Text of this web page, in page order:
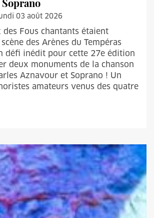
03 août 2026
Fous chantants étaient
des Arènes du Tempéras
défi inédit pour cette 27e édition
deux monuments de la chanson
Aznavour et Soprano ! Un
amateurs venus des quatre